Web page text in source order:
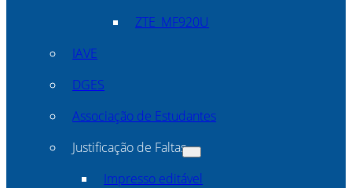
ZTE_MF920U
IAVE
DGES
Associação de Estudantes
Justificação de Faltas
Impresso editável